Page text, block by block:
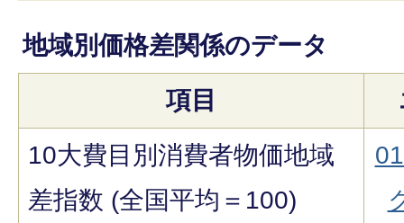
地域別価格差関係のデータ
項目
10大費目別消費者物価地域
差指数 (全国平均＝100)